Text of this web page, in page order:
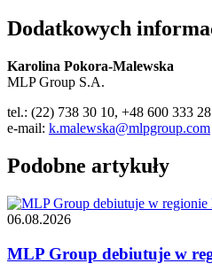
Dodatkowych
Karolina Pokora-Malewska
MLP Group S.A.
tel.: (22) 738 30 10, +48 600 333
e-mail: k.malewska@mlpgroup.com
Podobne artykuły
06.08.2026
MLP Group debiutuje w